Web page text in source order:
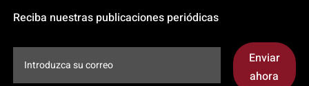
Reciba nuestras publicaciones periódicas
Enviar
ahora